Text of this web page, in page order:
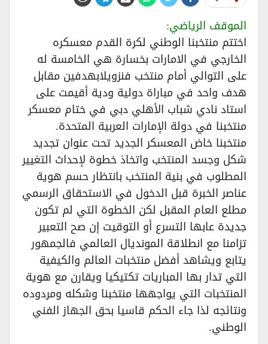
الموقف الرياضي:
اختتم منتخبنا الوطني لكرة القدم معسكره
الخارجي في الامارات بخسارة هي الخامسة له
على التوالي أمام منتخب فنزويلابهدفين مقابل
هدف واحد في مباراة دولية ودية أقيمت على
استاد نادي شباب الأهلي دبي في ختام معسكر
منتخبنا في دولة الإمارات العربية المتحدة.
منتخبنا خاض المعسكر الجديد تحت عنوان تجديد
شكل وجسد المنتخب واتخاذ خطوة لإحداث التغيير
المطلوب في بنية المنتخب بانتظار حسم هوية
عناصر الخبرة قبل الدخول في الاستحقاق الرسمي
مطلع العام المقبل لكن الخطوة التي لم تكون
جديدة عابها التسرع أو التوقيت إن صح التعبير
تزامنا مع انطلاقة المونديال العالمي فالجمهور
يتابع ويشاهد أفضل منتخبات العالم والكيفية
التي تدار بها المباريات تكتيكيا ويقارن مع هوية
المنتخبات التي يواجهها منتخبنا وشكله ومردوده
ونتائجه لذا جاء الحكم قاسيا بحق الجهاز الفني
الوطني.